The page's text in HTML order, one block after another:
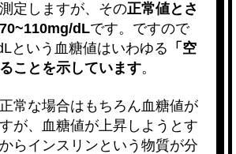
定しますが、その正常値とさ
dLです。ですので
という血糖値はいわゆる 「空
ことを示しています。
常な場合はもちろん血糖値が
が、血糖値が上昇しようとす
らインスリンという物質が分